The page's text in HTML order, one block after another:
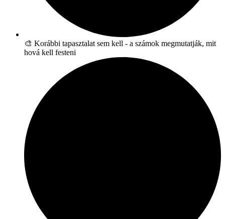
🎨 Korábbi tapasztalat sem kell - a számok megmutatják, mit
hová kell festeni